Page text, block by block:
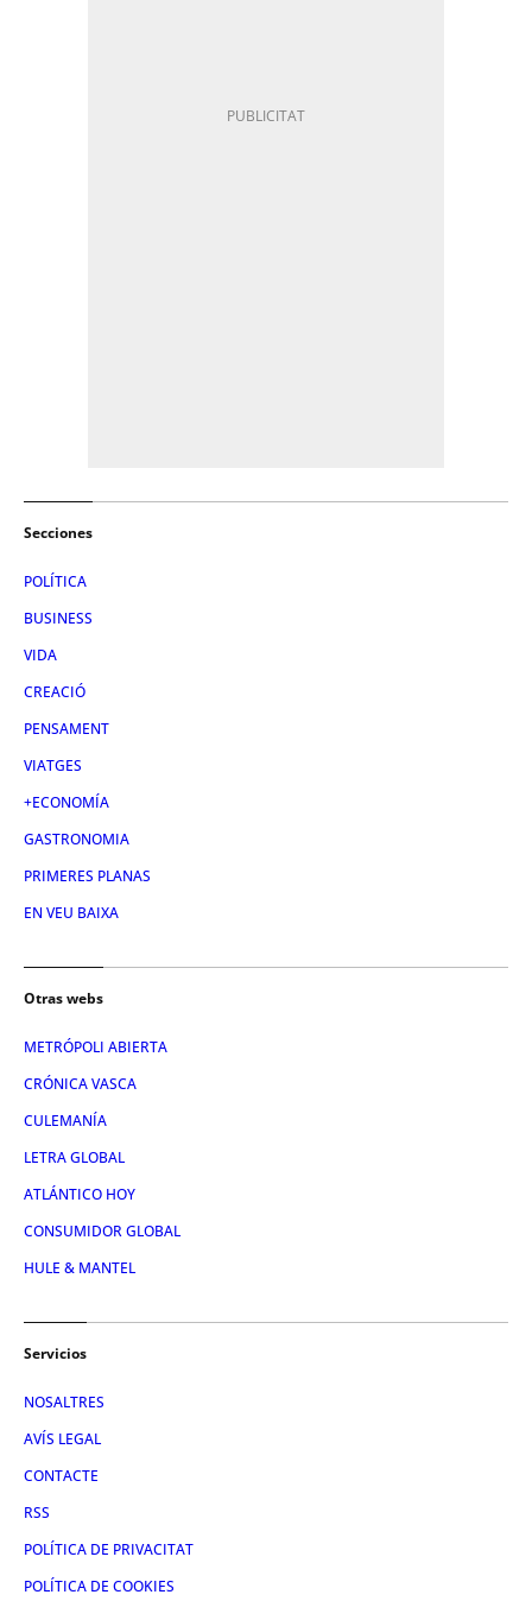
Secciones
POLÍTICA
BUSINESS
VIDA
CREACIÓ
PENSAMENT
VIATGES
+ECONOMÍA
GASTRONOMIA
PRIMERES PLANAS
EN VEU BAIXA
Otras webs
METRÓPOLI ABIERTA
CRÓNICA VASCA
CULEMANÍA
LETRA GLOBAL
ATLÁNTICO HOY
CONSUMIDOR GLOBAL
HULE & MANTEL
Servicios
NOSALTRES
AVÍS LEGAL
CONTACTE
RSS
POLÍTICA DE PRIVACITAT
POLÍTICA DE COOKIES